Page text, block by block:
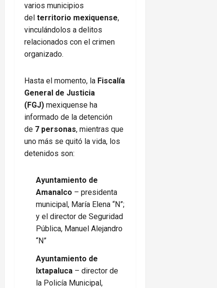
varios municipios
del territorio mexiquense,
vinculándolos a delitos
relacionados con el crimen
organizado.
Hasta el momento, la Fiscalía
General de Justicia
(FGJ) mexiquense ha
informado de la detención
de 7 personas, mientras que
uno más se quitó la vida, los
detenidos son:
Ayuntamiento de
Amanalco – presidenta
municipal, María Elena “N”;
y el director de Seguridad
Pública, Manuel Alejandro
“N”
Ayuntamiento de
Ixtapaluca – director de
la Policía Municipal,